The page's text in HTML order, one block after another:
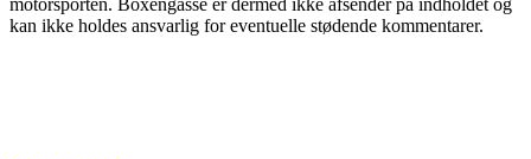
motorsporten. Boxengasse er dermed ikke afsender på indholdet og
kan ikke holdes ansvarlig for eventuelle stødende kommentarer.